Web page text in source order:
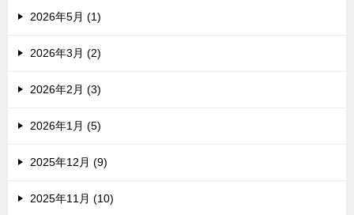
2026年5月 (1)
2026年3月 (2)
2026年2月 (3)
2026年1月 (5)
2025年12月 (9)
2025年11月 (10)